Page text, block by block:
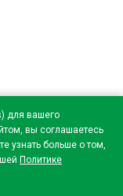
для вашего
вы соглашаетесь
узнать больше о том,
Политике